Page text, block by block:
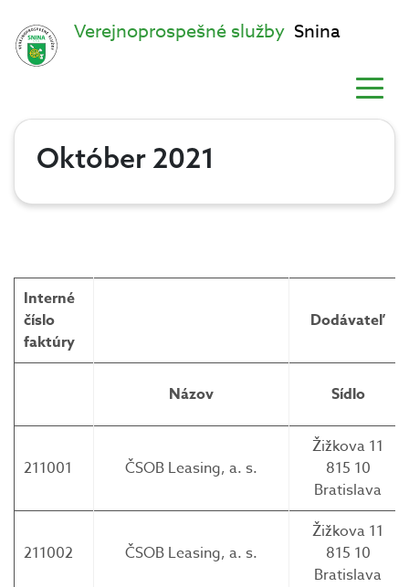
Verejnoprospešné služby Snina
Október 2021
Interné
číslo
faktúry
Dodávateľ
Názov Sídlo
211001 ČSOB Leasing, a. s.
Žižkova 11
815 10
Bratislava
211002 ČSOB Leasing, a. s.
Žižkova 11
815 10
Bratislava